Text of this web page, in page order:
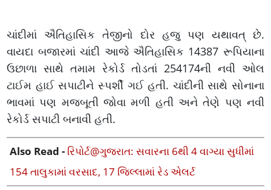
ચાંદીમાં ઐતિહાસિક તેજીનો દોર હજુ પણ યથાવત્ છે.
વાયદા બજારમાં ચાંદી આજે ઐતિહાસિક 14387 રૂપિયાના
ઉછાળા સાથે તમામ રેકોર્ડ તોડતાં 254174ની નવી ઓલ
ટાઈમ હાઈ સપાટીને સ્પર્શી ગઈ હતી. ચાંદીની સાથે સોનાના
ભાવમાં પણ મજબૂતી જોવા મળી હતી અને તેણે પણ નવી
રેકોર્ડ સપાટી બનાવી હતી.
Also Read - રિપોર્ટ@ગુજરાત: સવારના 6થી 4 વાગ્યા સુધીમાં
154 તાલુકામાં વરસાદ, 17 જિલ્લામાં રેડ એલર્ટ